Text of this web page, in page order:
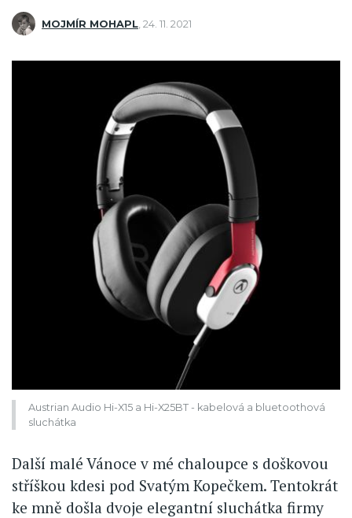
MOJMÍR MOHAPL 24. 11. 2021
Austrian Audio Hi-X15 a Hi-X25BT - kabelová a bluetoothová
sluchátka
Další malé Vánoce v mé chaloupce s doškovou
stříškou kdesi pod Svatým Kopečkem. Tentokrát
ke mně došla dvoje elegantní sluchátka firmy